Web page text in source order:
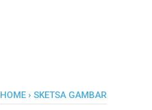
HOME › SKETSA GAMBAR